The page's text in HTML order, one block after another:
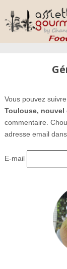
Vous pouvez
Toulouse, nouvel
commentaire.
adresse email
E-mail